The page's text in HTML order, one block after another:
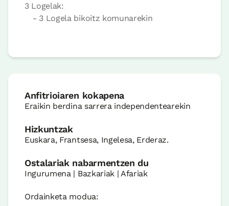
3 Logelak:
- 3 Logela bikoitz komunarekin
Anfitrioiaren kokapena
Eraikin berdina sarrera independentearekin
Hizkuntzak
Euskara, Frantsesa, Ingelesa, Erderaz.
Ostalariak nabarmentzen du
Ingurumena | Bazkariak | Afariak
Ordainketa modua: